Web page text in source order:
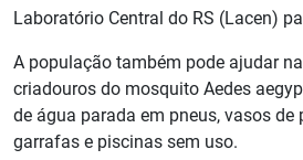
Laboratório Central do RS (Lacen)
A população também pode ajudar
criadouros do mosquito Aedes
de água parada em pneus, vasos de
garrafas e piscinas sem uso.